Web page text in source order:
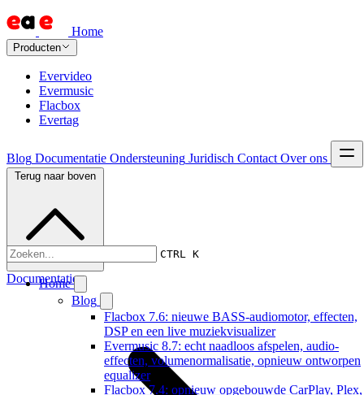
Home
Producten
Evervideo
Evermusic
Flacbox
Evertag
Blog Documentatie Ondersteuning Juridisch Contact Over ons
CTRL K
Home
Blog
Flacbox 7.6: nieuwe BASS-audiomotor, effecten,
DSP en een live muziekvisualizer
Evermusic 8.7: echt naadloos afspelen, audio-
effecten, volumenormalisatie, opnieuw ontworpen
equalizer
Flacbox 7.4: opnieuw opgebouwde CarPlay, Plex,
Terug naar boven
Documentatie